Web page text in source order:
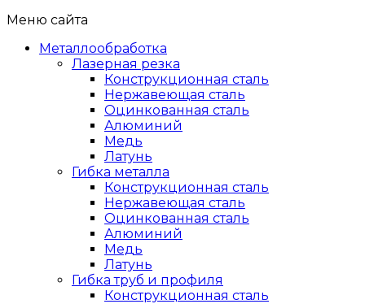
Меню сайта
Металлообработка
Лазерная резка
Конструкционная сталь
Нержавеющая сталь
Оцинкованная сталь
Алюминий
Медь
Латунь
Гибка металла
Конструкционная сталь
Нержавеющая сталь
Оцинкованная сталь
Алюминий
Медь
Латунь
Гибка труб и профиля
Конструкционная сталь